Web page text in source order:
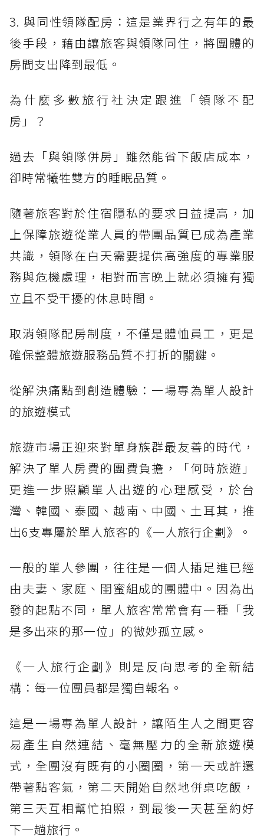
3. 與同性領隊配房：這是業界行之有年的最
後手段，藉由讓旅客與領隊同住，將團體的
房間支出降到最低。
為什麼多數旅行社決定跟進「領隊不配
房」？
過去「與領隊併房」雖然能省下飯店成本，
卻時常犧牲雙方的睡眠品質。
隨著旅客對於住宿隱私的要求日益提高，加
上保障旅遊從業人員的帶團品質已成為產業
共識，領隊在白天需要提供高強度的專業服
務與危機處理，相對而言晚上就必須擁有獨
立且不受干擾的休息時間。
取消領隊配房制度，不僅是體恤員工，更是
確保整體旅遊服務品質不打折的關鍵。
從解決痛點到創造體驗：一場專為單人設計
的旅遊模式
旅遊市場正迎來對單身族群最友善的時代，
解決了單人房費的團費負擔，「何時旅遊」
更進一步照顧單人出遊的心理感受，於台
灣、韓國、泰國、越南、中國、土耳其，推
出6支專屬於單人旅客的《一人旅行企劃》。
一般的單人參團，往往是一個人插足進已經
由夫妻、家庭、閨蜜組成的團體中。因為出
發的起點不同，單人旅客常常會有一種「我
是多出來的那一位」的微妙孤立感。
《一人旅行企劃》則是反向思考的全新結
構：每一位團員都是獨自報名。
這是一場專為單人設計，讓陌生人之間更容
易產生自然連結、毫無壓力的全新旅遊模
式，全團沒有既有的小圈圈，第一天或許還
帶著點客氣，第二天開始自然地併桌吃飯，
第三天互相幫忙拍照，到最後一天甚至約好
下一趟旅行。